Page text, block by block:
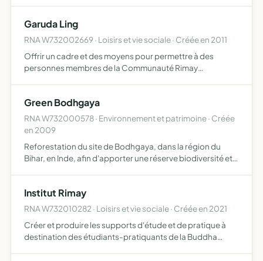
Garuda Ling
RNA W732002669 · Loisirs et vie sociale · Créée en 2011
Offrir un cadre et des moyens pour permettre à des
personnes membres de la Communauté Rimay
Green Bodhgaya
RNA W732000578 · Environnement et patrimoine · Créée
en 2009
Reforestation du site de Bodhgaya, dans la région du
Bihar, en Inde, afin d'apporter une réserve biodiversité et
Institut Rimay
RNA W732010282 · Loisirs et vie sociale · Créée en 2021
Créer et produire les supports d'étude et de pratique à
destination des étudiants-pratiquants de la Buddha